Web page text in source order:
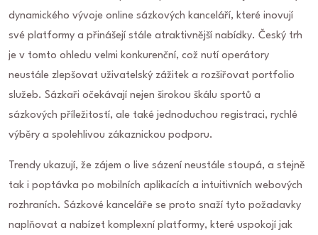
dynamického vývoje online sázkových kanceláří, které inovují
své platformy a přinášejí stále atraktivnější nabídky. Český trh
je v tomto ohledu velmi konkurenční, což nutí operátory
neustále zlepšovat uživatelský zážitek a rozšiřovat portfolio
služeb. Sázkaři očekávají nejen širokou škálu sportů a
sázkových příležitostí, ale také jednoduchou registraci, rychlé
výběry a spolehlivou zákaznickou podporu.
Trendy ukazují, že zájem o live sázení neustále stoupá, a stejně
tak i poptávka po mobilních aplikacích a intuitivních webových
rozhraních. Sázkové kanceláře se proto snaží tyto požadavky
naplňovat a nabízet komplexní platformy, které uspokojí jak